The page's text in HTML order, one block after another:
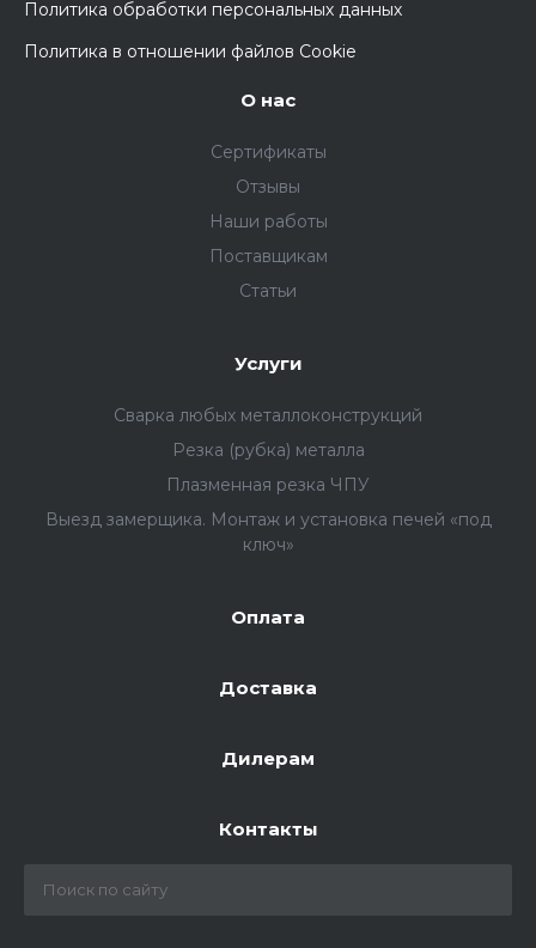
Политика обработки персональных данных
Политика в отношении файлов Cookie
О нас
Сертификаты
Отзывы
Наши работы
Поставщикам
Статьи
Услуги
Сварка любых металлоконструкций
Резка (рубка) металла
Плазменная резка ЧПУ
Выезд замерщика. Монтаж и установка печей «под
ключ»
Оплата
Доставка
Дилерам
Контакты